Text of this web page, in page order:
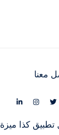
معنا
كذا ميزة